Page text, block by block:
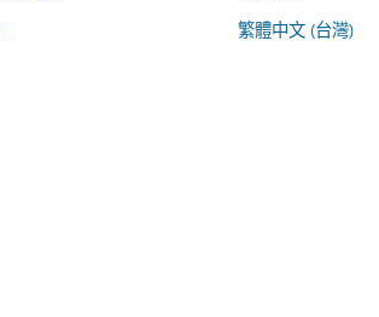
繁體中文 (台灣)